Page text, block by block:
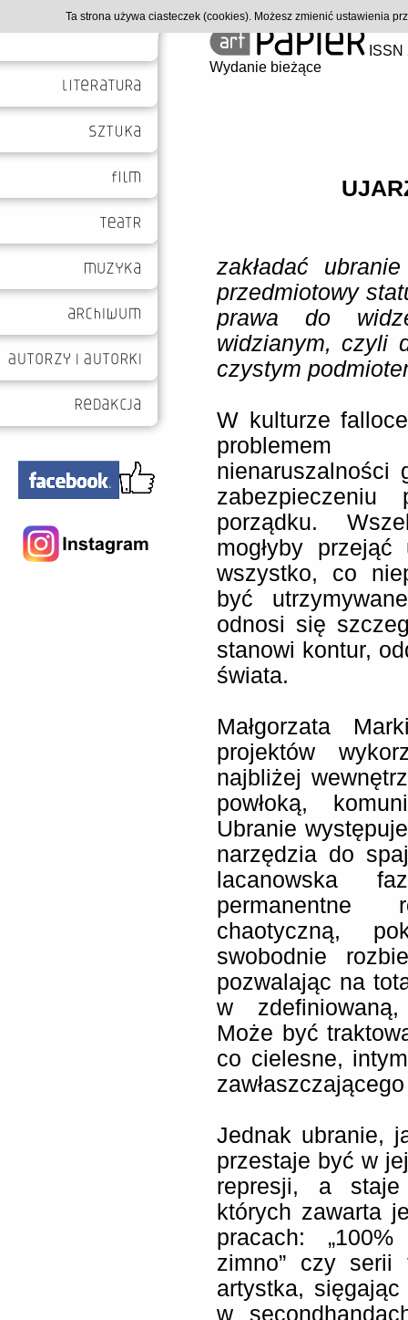
Wydanie bieżące
zakładać
przedmiotowy
prawa do
widzianym, czyli
czystym
W kulturze
nienaruszalności
zabezpieczeniu
porządku.
mogłyby
wszystko, co
być
odnosi się
stanowi kontur,
świata.
Małgorzata
projektów
najbliżej
powłoką,
Ubranie
narzędzia do
lacanowska
permanentne
chaotyczną,
swobodnie
pozwalając na
w
Może być
co cielesne,
Jednak ubranie,
przestaje być w
represji, a
których zawarta
pracach: „100%
zimno” czy serii
artystka,
w
Ta strona używa ciasteczek (cookies). Możesz zmienić ustawienia